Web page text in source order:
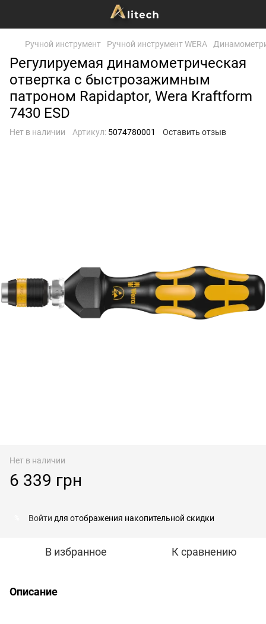
Ручной инструмент Ручной инструмент WERA
Регулируемая динамометрическая
отвертка с быстрозажимным
патроном Rapidaptor, Wera Kraftform
7430 ESD
Нет в наличии Артикул: 5074780001 Оставить отзыв
Нет в наличии
6 339 грн
Войти для отображения накопительной скидки
В избранное К сравнению
Описание